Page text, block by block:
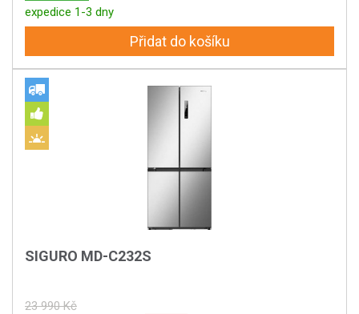
expedice 1-3 dny
Přidat do košíku
SIGURO MD-C232S
23 990 Kč